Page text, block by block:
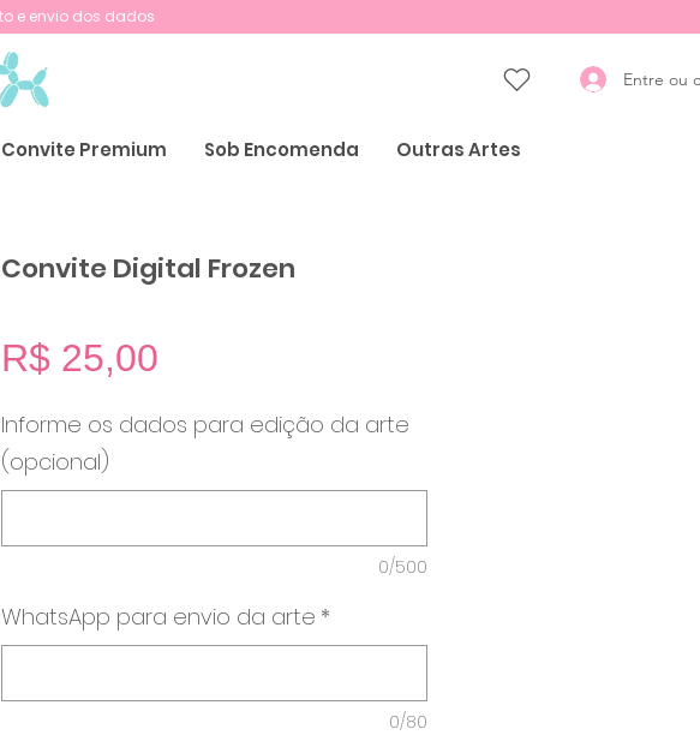
e envio dos dados
Entre ou
Convite Premium Sob Encomenda Outras Artes
Convite Digital Frozen
R$ 25,00
Informe os dados para edição da arte
(opcional)
0/500
WhatsApp para envio da arte *
0/80